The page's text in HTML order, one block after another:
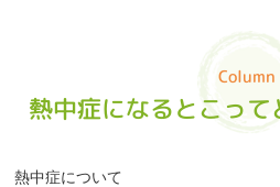
Column
熱中症になるとこって
熱中症について